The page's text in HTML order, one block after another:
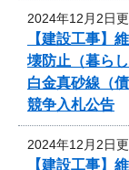
2024年12月2日
【建設工事
壊防止（暮ら
白金真砂線（
競争入札公告
2024年12月2日
【建設工事